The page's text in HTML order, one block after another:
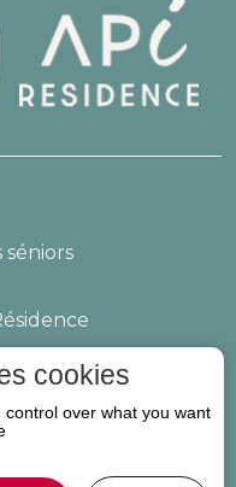
séniors
questions
cookies
over what you want